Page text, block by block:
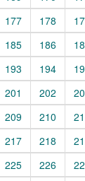
177 178
185 186
193 194
201 202
209 210
217 218
225 226